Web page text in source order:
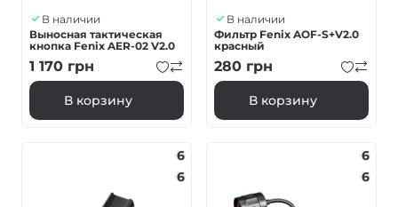
В наличии
Выносная тактическая
кнопка Fenix AER-02 V2.0
1 170 грн
В корзину
В наличии
Фильтр Fenix ​​AOF-S+V2.0
красный
280 грн
В корзину
6
6
6
6